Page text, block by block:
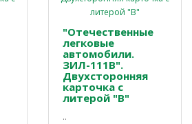
"Отечественные
легковые
автомобили.
ЗИЛ-111В".
Двухсторонняя
карточка с
литерой "В"
..